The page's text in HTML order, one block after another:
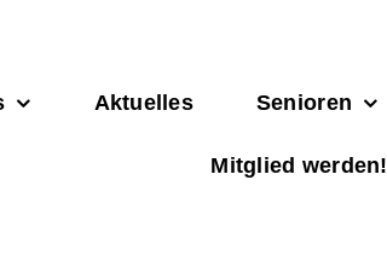
Aktuelles Senioren
Mitglied werden!